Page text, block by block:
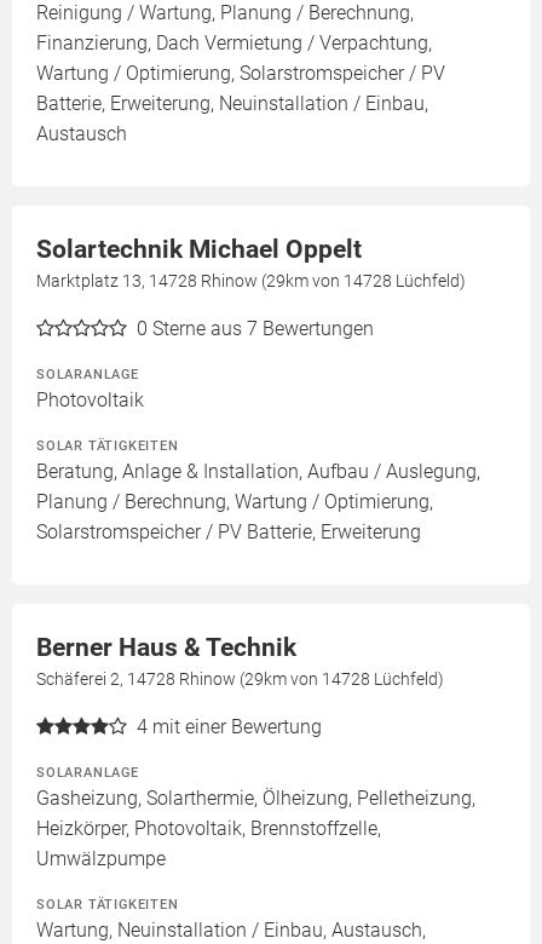
Reinigung / Wartung, Planung / Berechnung,
Finanzierung, Dach Vermietung / Verpachtung,
Wartung / Optimierung, Solarstromspeicher / PV
Batterie, Erweiterung, Neuinstallation / Einbau,
Austausch
Solartechnik Michael Oppelt
Marktplatz 13, 14728 Rhinow (29km von 14728 Lüchfeld)
0 Sterne aus 7 Bewertungen
SOLARANLAGE
Photovoltaik
SOLAR TÄTIGKEITEN
Beratung, Anlage & Installation, Aufbau / Auslegung,
Planung / Berechnung, Wartung / Optimierung,
Solarstromspeicher / PV Batterie, Erweiterung
Berner Haus & Technik
Schäferei 2, 14728 Rhinow (29km von 14728 Lüchfeld)
4 mit einer Bewertung
SOLARANLAGE
Gasheizung, Solarthermie, Ölheizung, Pelletheizung,
Heizkörper, Photovoltaik, Brennstoffzelle,
Umwälzpumpe
SOLAR TÄTIGKEITEN
Wartung, Neuinstallation / Einbau, Austausch,